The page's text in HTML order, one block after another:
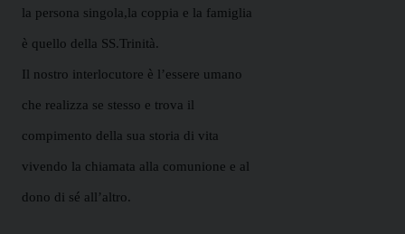
la persona singola,la coppia e la famiglia
è quello della SS.Trinità.
Il nostro interlocutore è l’essere umano
che realizza se stesso e trova il
compimento della sua storia di vita
vivendo la chiamata alla comunione e al
dono di sé all’altro.